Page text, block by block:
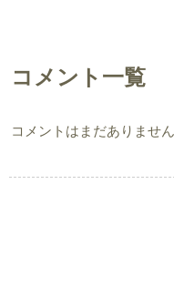
コメント一覧
コメントはまだありません